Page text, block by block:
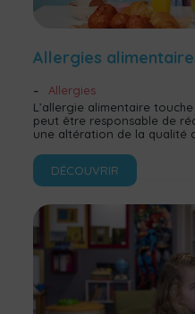
Allergies
Allergies
L’allergie alimentaire
peut être responsable de
une altération de la qualité
DÉCOUVRIR